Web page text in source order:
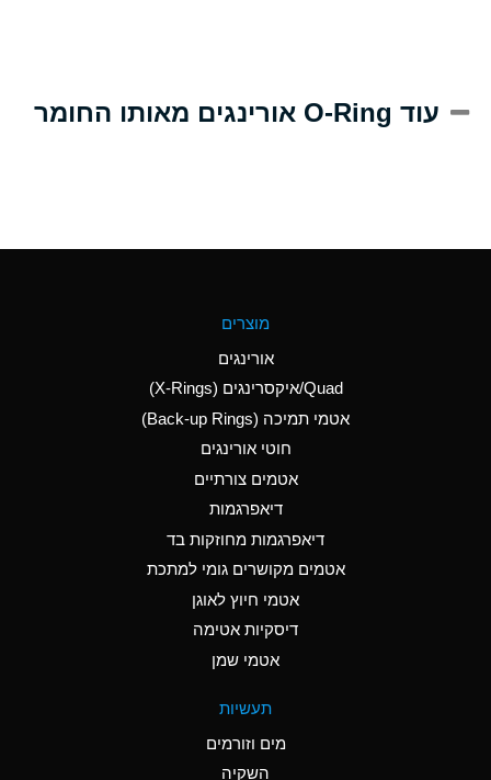
(Aqueous)
Aluminum Nitrate
(Aqueous)
Aluminum Phosphate
Ammonia Anhydrous
D
Ammonia Gas (cold)
D
Ammonia Gas (hot)
עוד O-Ring אורינגים מאותו החומר
מוצרים
אורינגים
Quad/איקסרינגים (X-Rings)
אטמי תמיכה (Back-up Rings)
חוטי אורינגים
אטמים צורתיים
דיאפרגמות
דיאפרגמות מחוזקות בד
אטמים מקושרים גומי למתכת
אטמי חיוץ לאוגן
דיסקיות אטימה
אטמי שמן
תעשיות
מים וזורמים
השקיה